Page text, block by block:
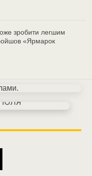
зробити легшим
«Ярмарок